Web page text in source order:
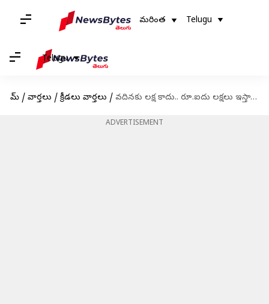
మరింత Telugu
Telugu
హోమ్ / వార్తలు / క్రీడలు వార్తలు / వదినకు లక్ష కాదు.. రూ.ఐదు లక్షలు ఇస్తా : హార్ధిక్ పాండ్యా
ADVERTISEMENT